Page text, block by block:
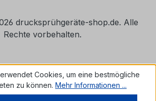
drucksprühgeräte-shop.de. Alle
Rechte vorbehalten.
Cookies, um eine bestmögliche
zu können. Mehr Informationen ...